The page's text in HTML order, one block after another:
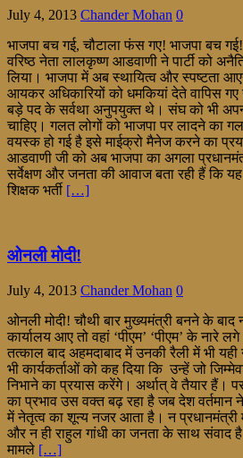
July 4, 2013 Chander Mohan 0
भाजपा बच गई, चौटाला फंस गए! भाजपा बच
वरिष्ठ नेता लालकृष्ण आडवाणी ने पार्टी को
लिया। भाजपा में अब स्थायित्व और स्पष्टता
आयकर अधिकारियों को धमकियां देते वापिस
बड़े पद के सर्वथा अनुपयुक्त थे। संघ को भी
चाहिए। गलत लोगों को भाजपा पर लादने का
वयस्क हो गई है इसे माईक्रो मैनेज करने का
आडवाणी जी को अब भाजपा का अगला
सर्वेक्षण और जनता की आवाज बता रही हैं कि
शिक्षक भर्ती […]
ओनली मोदी!
July 4, 2013 Chander Mohan 0
ओनली मोदी! चौथी बार मुख्यमंत्री बनने के बाद
कार्यालय आए तो वहां ‘पीएम’ ‘पीएम’ के
तत्काल बाद अहमदाबाद में उनकी रैली में भी
भी कार्यकर्ताओं को कह दिया कि उन्हें जो
निभाने का प्रयास करेंगे। अर्थात् वे तैयार हैं।
का प्रभाव उस वक्त बढ़ रहा है जब देश वर्तमान
में नेतृत्व का शून्य नजर आता है। न प्रधानमंत्री
और न ही राहुल गांधी का जनता के साथ संवाद
मामले […]